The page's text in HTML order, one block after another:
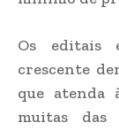
Os editais
crescente
que atenda
muitas das